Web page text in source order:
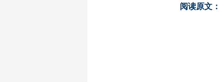
阅读原文：